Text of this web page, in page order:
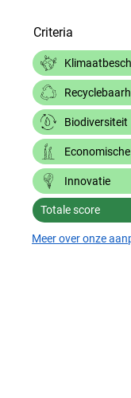
Criteria
Biodiversiteit
Innovatie
Totale score
Meer over onze